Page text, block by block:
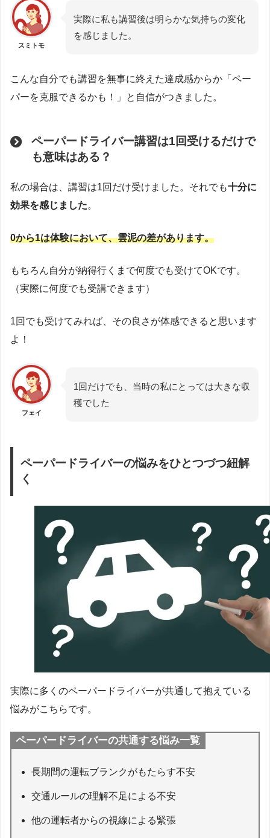
スミトモ
実際に私も講習後は明らかな気持ちの変化
を感じました。
こんな自分でも講習を無事に終えた達成感からか「ペー
パーを克服できるかも！」と自信がつきました。
ペーパードライバー講習は1回受けるだけで
も意味はある？
私の場合は、講習は1回だけ受けました。それでも十分に
効果を感じました。
0から1は体験において、雲泥の差があります。
もちろん自分が納得行くまで何度でも受けてOKです。
（実際に何度でも受講できます）
1回でも受けてみれば、その良さが体感できると思います
よ！
フェイ
1回だけでも、当時の私にとっては大きな収
穫でした
ペーパードライバーの悩みをひとつづつ紐解
く
実際に多くのペーパードライバーが共通して抱えている
悩みがこちらです。
ペーパードライバーの共通する悩み一覧
長期間の運転ブランクがもたらす不安
交通ルールの理解不足による不安
他の運転者からの視線による緊張